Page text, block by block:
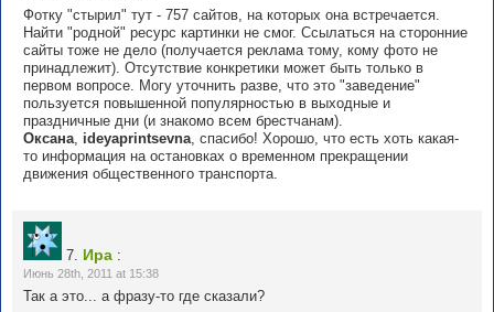
Фотку "стырил" тут - 757 сайтов, на которых она встречается.
Найти "родной" ресурс картинки не смог. Ссылаться на сторонние
сайты тоже не дело (получается реклама тому, кому фото не
принадлежит). Отсутствие конкретики может быть только в
первом вопросе. Могу уточнить разве, что это "заведение"
пользуется повышенной популярностью в выходные и
праздничные дни (и знакомо всем брестчанам).
Оксана, ideyaprintsevna, спасибо! Хорошо, что есть хоть какая-
то информация на остановках о временном прекращении
движения общественного транспорта.
7. Ира :
Июнь 28th, 2011 at 15:38
Так а это... а фразу-то где сказали?